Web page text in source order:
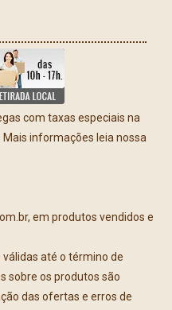
com taxas especiais na
informações leia nossa
em produtos vendidos e
até o término de
sobre os produtos são
das ofertas e erros de